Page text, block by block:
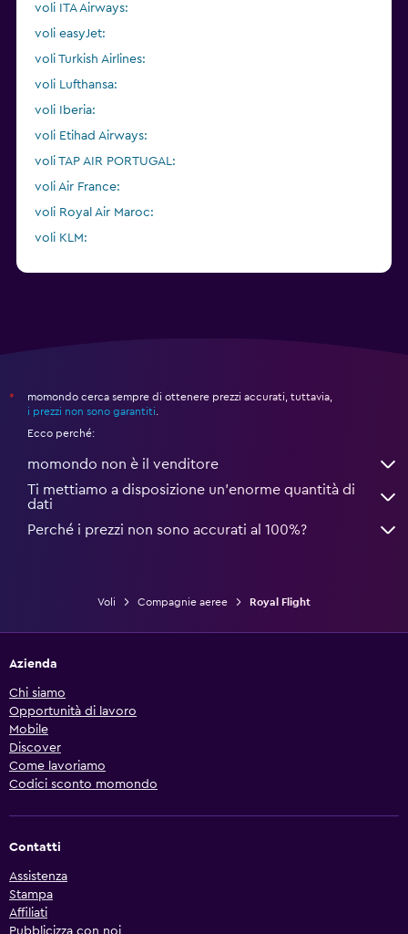
voli ITA Airways:
voli easyJet:
voli Turkish Airlines:
voli Lufthansa:
voli Iberia:
voli Etihad Airways:
voli TAP AIR PORTUGAL:
voli Air France:
voli Royal Air Maroc:
voli KLM:
*
momondo cerca sempre di ottenere prezzi accurati, tuttavia,
i prezzi non sono garantiti
Ecco perché:
momondo non è il venditore
Ti mettiamo a disposizione un’enorme quantità di
dati
Perché i prezzi non sono accurati al 100%?
Voli Compagnie aeree Royal Flight
Azienda
Chi siamo
Opportunità di lavoro
Mobile
Discover
Come lavoriamo
Codici sconto momondo
Contatti
Assistenza
Stampa
Affiliati
Pubblicizza con noi